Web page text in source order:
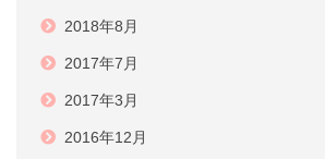
2018年8月
2017年7月
2017年3月
2016年12月